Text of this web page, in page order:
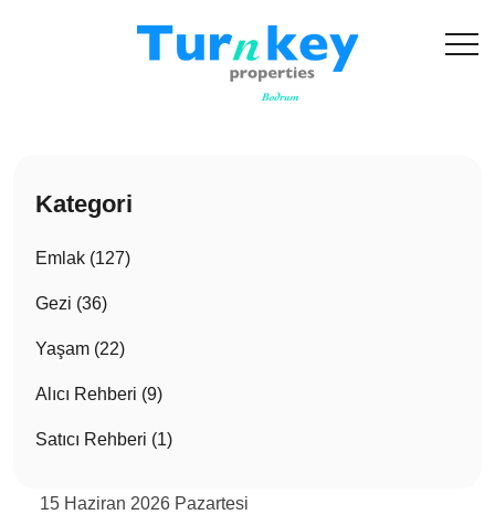
Kategori
Emlak (127)
Gezi (36)
Yaşam (22)
Alıcı Rehberi (9)
Satıcı Rehberi (1)
15 Haziran 2026 Pazartesi